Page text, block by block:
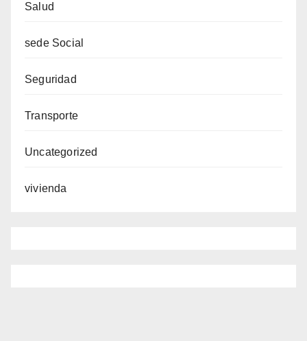
Salud
sede Social
Seguridad
Transporte
Uncategorized
vivienda